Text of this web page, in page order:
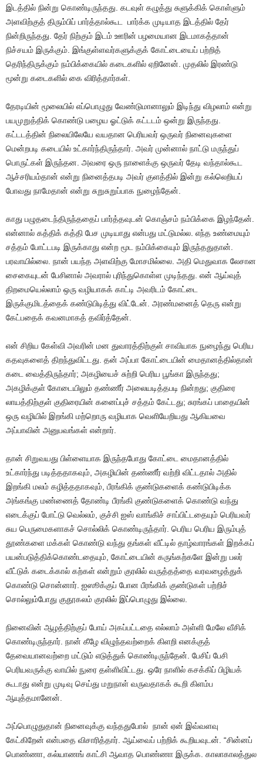
இடத்தில் நின்று கொண்டிருந்தது. கடவுள் கழுத்து சுளுக்கிக் கொள்ளும்
அளவிற்குத் திரும்பிப் பார்த்தால்கூட பார்க்க முடியாத இடத்தில் தேர்
நின்றிருந்தது. தேர் நிற்கும் இடம் ஊரின் பழமையான இடமாகத்தான்
நிச்சயம் இருக்கும். இங்குள்ளவர்களுக்குக் கோட்டையைப் பற்றித்
தெரிந்திருக்கும் நம்பிக்கையில் கடைகளில் ஏறினேன். முதலில் இரண்டு
மூன்று கடைகளில் கை விரித்தார்கள்.
தேரடியின் மூலையில் எப்பொழுது வேண்டுமானாலும் இடிந்து விழலாம் என்று
பயமுறுத்திக் கொண்டு பழைய ஓட்டுக் கட்டடம் ஒன்று இருந்தது.
கட்டடத்தின் நிலையிலேயே வயதான பெரியவர் ஒருவர் நினைவுகளை
மென்றபடி கடையில் உட்கார்ந்திருந்தார். அவர் முன்னால் நாட்டு மருந்துப்
பொருட்கள் இருந்தன. அவரை ஒரு நாளைக்கு ஒருவர் தேடி வந்தால்கூட
ஆச்சரியம்தான் என்று நினைத்தபடி அவர் குளத்தில் இன்று கல்லெறியப்
போவது நாமேதான் என்று சுறுசுறுப்பாக நுழைந்தேன்.
காது பழுதடைந்திருந்ததைப் பார்த்தவுடன் கொஞ்சம் நம்பிக்கை இழந்தேன்.
என்னால் கத்திக் கத்தி பேச முடியாது என்பது மட்டுமல்ல. எந்த உண்மையும்
சத்தம் போட்டபடி இருக்காது என்ற மூட நம்பிக்கையும் இருந்ததுதான்.
பரவாயில்லை. நான் பயந்த அளவிற்கு மோசமில்லை. அதி மெதுவாக லேசான
சைகையுடன் பேசினால் அவரால் புரிந்துகொள்ள முடிந்தது. என் ஆய்வுத்
திறமையெல்லாம் ஒரு வழியாகக் காட்டி அவரிடம் கோட்டை
இருக்குமிடத்தைக் கண்டுபிடித்து விட்டேன். அரண்மனைத் தெரு என்று
கேட்பதைக் கவனமாகத் தவிர்த்தேன்.
என் சிறிய கேள்வி அவரின் மன துவாரத்திற்குள் சாவியாக நுழைந்து பெரிய
கதவுகளைத் திறந்துவிட்டது. தன் அப்பா கோட்டையின் மைதானத்தில்தான்
கடை வைத்திருந்தார்; அகழியைச் சுற்றி பெரிய பூங்கா இருந்தது;
அகழிக்குள் கோடையிலும் தண்ணீர் அலையடித்தபடி நின்றது; குதிரை
லாயத்திற்குள் குதிரையின் கனைப்புச் சத்தம் கேட்டது; சுரங்கப் பாதையின்
ஒரு வழியில் இறங்கி மற்றொரு வழியாக வெளியேறியது ஆகியவை
அப்பாவின் அனுபவங்கள் என்றார்.
தான் சிறுவயது பிள்ளையாக இருந்தபோது கோட்டை மைதானத்தில்
உட்கார்ந்து படித்ததாகவும், அகழியின் தண்ணீர் வற்றி விட்டதால் அதில்
இறங்கி மலம் கழித்ததாகவும், பீரங்கிக் குண்டுகளைக் கண்டுபிடிக்க
அங்கங்கு மண்ணைத் தோண்டி பீரங்கி குண்டுகளைக் கொண்டு வந்து
எடைக்குப் போட்டு வெல்லம், குச்சி ஐஸ் வாங்கிச் சாப்பிட்டதையும் பெரியவர்
சுய பெருமைகளாகச் சொல்லிக் கொண்டிருந்தார். பெரிய பெரிய இரும்புத்
தூண்களை மக்கள் கொண்டு வந்து தங்கள் வீட்டில் தாழ்வாரங்கள் இறக்கப்
பயன்படுத்திக்கொண்டதையும், கோட்டையின் கருங்கற்களே இன்று பலர்
வீட்டுக் கடைக்கால் கற்கள் என்றும் குரலில் வருத்தத்தை வரவழைத்துக்
கொண்டு சொன்னார். ஐஸூக்குப் போன பீரங்கிக் குண்டுகள் பற்றிச்
சொல்லும்போது குதூகலம் குரலில் இப்பொழுது இல்லை.
நினைவின் ஆழத்திற்குப் போய் அகப்பட்டதை எல்லாம் அள்ளி மேலே வீசிக்
கொண்டிருந்தார். நான் கீழே விழுந்தவற்றைக் கிளறி எனக்குத்
தேவையானவற்றை மட்டும் எடுத்துக் கொண்டிருந்தேன். பேசிப் பேசி
பெரியவருக்கு வாயில் நுரை தள்ளிவிட்டது. ஒரே நாளில் கசக்கிப் பிழியக்
கூடாது என்று முடிவு செய்து மறுநாள் வருவதாகக் கூறி கிளம்ப
ஆயுத்தமானேன்.
அப்பொழுதுதான் நினைவுக்கு வந்ததுபோல் நான் ஏன் இவ்வளவு
கேட்கிறேன் என்பதை விசாரித்தார். ஆய்வைப் பற்றிக் கூறியவுடன். “சின்னப்
பொண்ணா, கல்யாணங் காட்சி ஆவாத பொண்ணா இருக்க. காலாகாலத்துல